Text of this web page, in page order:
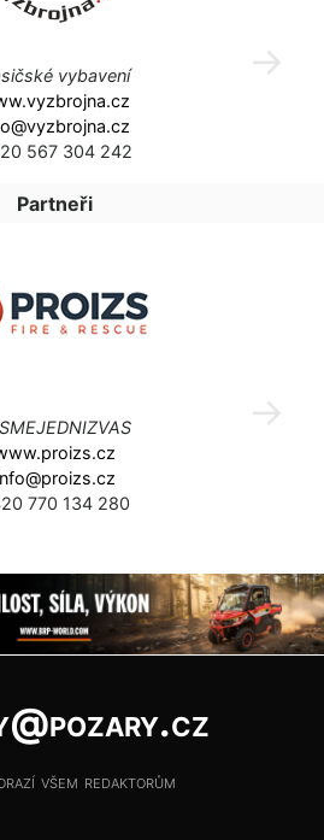
vybavení
567 304 242
Partneři
770 134 280
všem redaktorům